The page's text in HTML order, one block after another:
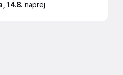
14.8. naprej